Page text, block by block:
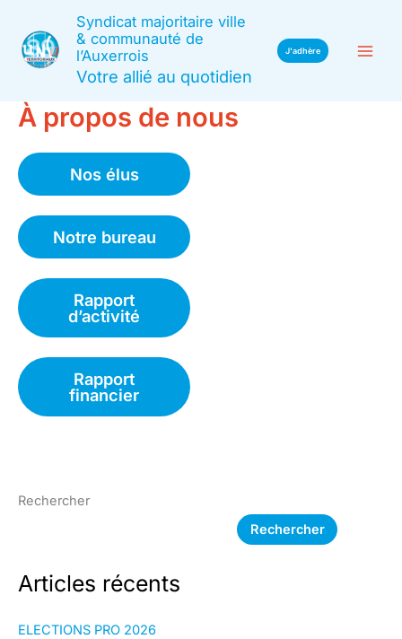
contenu
Syndicat majoritaire ville
& communauté de
l’Auxerrois
Votre allié au quotidien
J'adhère
À propos de nous
Nos élus
Notre bureau
Rapport
d’activité
Rapport
financier
Rechercher
Rechercher
Articles récents
ELECTIONS PRO 2026